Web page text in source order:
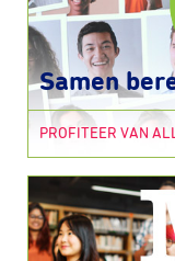
Samen
PROFITEER VAN